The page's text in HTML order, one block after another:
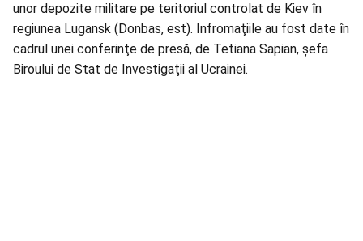
unor depozite militare pe teritoriul controlat de Kiev în
regiunea Lugansk (Donbas, est). Infromaţiile au fost date în
cadrul unei conferinţe de presă, de Tetiana Sapian, şefa
Biroului de Stat de Investigaţii al Ucrainei.